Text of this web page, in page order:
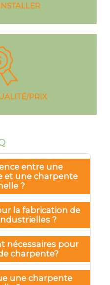
PRIX
entre une
et une charpente
?
la fabrication de
?
nécessaires pour
charpente?
une charpente